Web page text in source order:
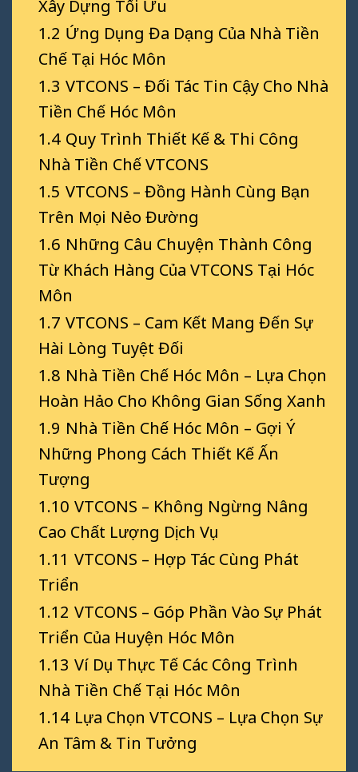
Xây Dựng Tối Ưu
1.2 Ứng Dụng Đa Dạng Của Nhà Tiền
Chế Tại Hóc Môn
1.3 VTCONS – Đối Tác Tin Cậy Cho Nhà
Tiền Chế Hóc Môn
1.4 Quy Trình Thiết Kế & Thi Công
Nhà Tiền Chế VTCONS
1.5 VTCONS – Đồng Hành Cùng Bạn
Trên Mọi Nẻo Đường
1.6 Những Câu Chuyện Thành Công
Từ Khách Hàng Của VTCONS Tại Hóc
Môn
1.7 VTCONS – Cam Kết Mang Đến Sự
Hài Lòng Tuyệt Đối
1.8 Nhà Tiền Chế Hóc Môn – Lựa Chọn
Hoàn Hảo Cho Không Gian Sống Xanh
1.9 Nhà Tiền Chế Hóc Môn – Gợi Ý
Những Phong Cách Thiết Kế Ấn
Tượng
1.10 VTCONS – Không Ngừng Nâng
Cao Chất Lượng Dịch Vụ
1.11 VTCONS – Hợp Tác Cùng Phát
Triển
1.12 VTCONS – Góp Phần Vào Sự Phát
Triển Của Huyện Hóc Môn
1.13 Ví Dụ Thực Tế Các Công Trình
Nhà Tiền Chế Tại Hóc Môn
1.14 Lựa Chọn VTCONS – Lựa Chọn Sự
An Tâm & Tin Tưởng